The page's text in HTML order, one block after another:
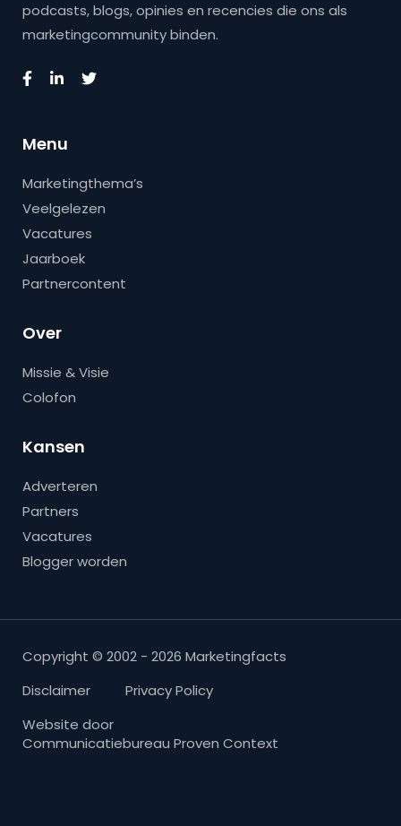
podcasts, blogs, opinies en recencies die ons als
marketingcommunity binden.
Menu
Marketingthema’s
Veelgelezen
Vacatures
Jaarboek
Partnercontent
Over
Missie & Visie
Colofon
Kansen
Adverteren
Partners
Vacatures
Blogger worden
Copyright © 2002 - 2026 Marketingfacts
Disclaimer
Privacy Policy
Website door
Communicatiebureau Proven Context